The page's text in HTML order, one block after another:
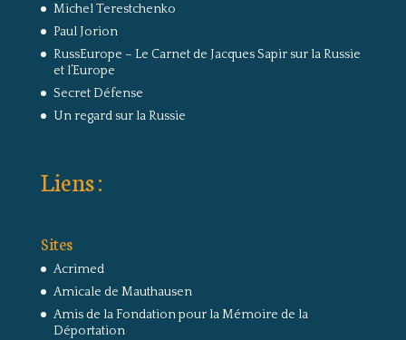
Michel Terestchenko
Paul Jorion
RussEurope – Le Carnet de Jacques Sapir sur la Russie
et l’Europe
Secret Défense
Un regard sur la Russie
Liens :
Sites
Acrimed
Amicale de Mauthausen
Amis de la Fondation pour la Mémoire de la
Déportation